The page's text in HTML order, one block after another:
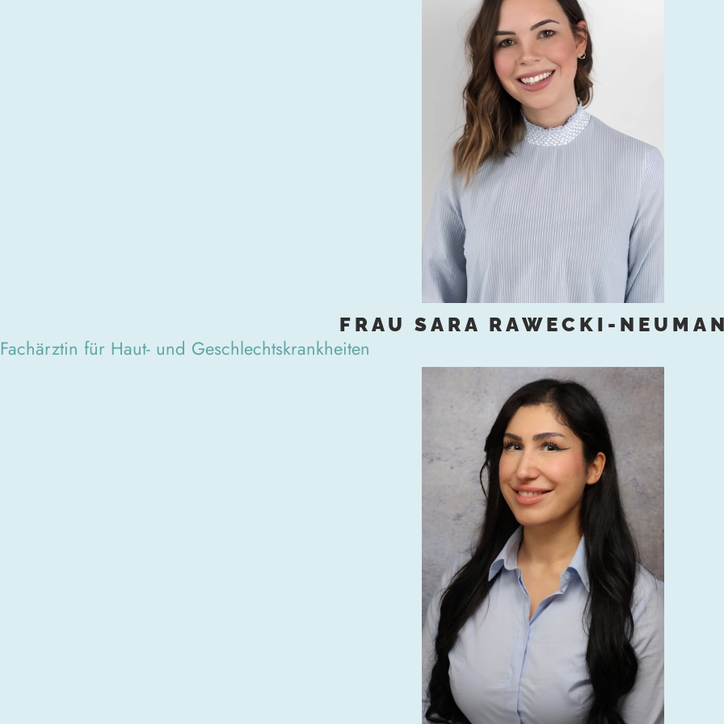
FRAU SARA RAWECKI-
Fachärztin für Haut- und Geschlechtskrankheiten